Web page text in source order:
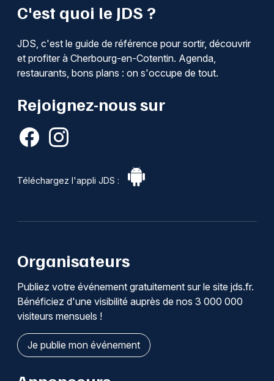
C'est quoi le JDS ?
JDS, c'est le guide de référence pour sortir, découvrir
et profiter à Cherbourg-en-Cotentin. Agenda,
restaurants, bons plans : on s'occupe de tout.
Rejoignez-nous sur
Téléchargez l'appli JDS :
Organisateurs
Publiez votre événement gratuitement sur le site jds.fr.
Bénéficiez d'une visibilité auprès de nos 3 000 000
visiteurs mensuels !
Je publie mon événement